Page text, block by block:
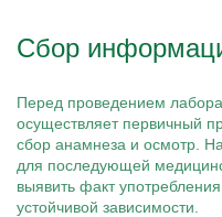
Сбор
Перед проведением
осуществляет первичный
сбор анамнеза и осмотр.
для последующей
выявить факт
устойчивой зависимости.